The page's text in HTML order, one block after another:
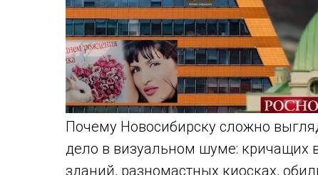
Почему Новосибирску сложно
дело в визуальном шуме: кричащих
зданий, разномастных киосках,